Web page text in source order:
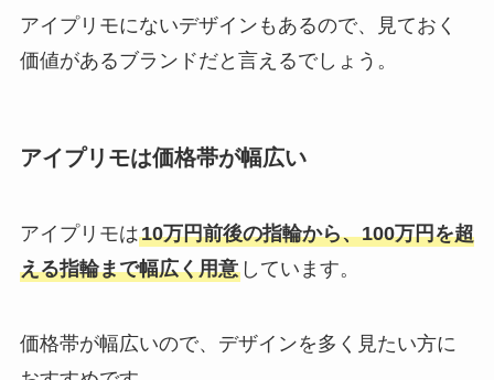
アイプリモにないデザインもあるので、見ておく
価値があるブランドだと言えるでしょう。
アイプリモは価格帯が幅広い
アイプリモは10万円前後の指輪から、100万円を超
える指輪まで幅広く用意しています。
価格帯が幅広いので、デザインを多く見たい方に